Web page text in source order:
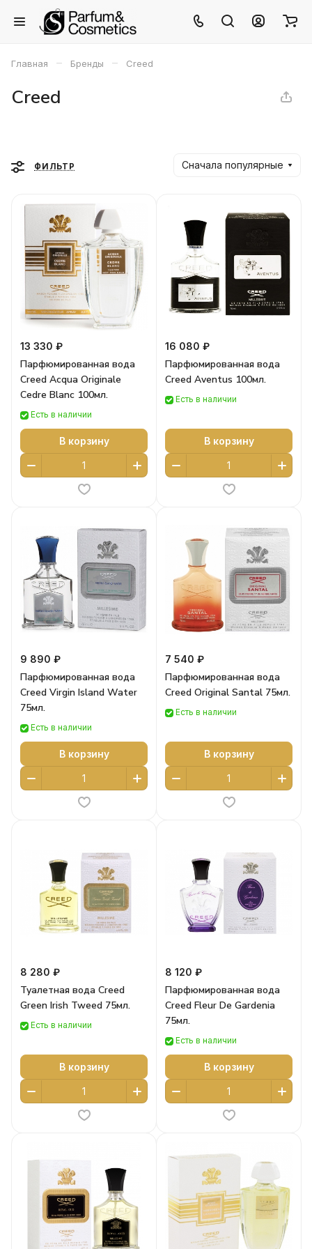
Главная – Бренды – Creed
Creed
ФИЛЬТР Сначала популярные
13 330 ₽
Парфюмированная вода
Creed Acqua Originale
Cedre Blanc 100мл.
Есть в наличии
В корзину
16 080 ₽
Парфюмированная вода
Creed Aventus 100мл.
Есть в наличии
В корзину
9 890 ₽
Парфюмированная вода
Creed Virgin Island Water
75мл.
Есть в наличии
В корзину
7 540 ₽
Парфюмированная вода
Creed Original Santal 75мл.
Есть в наличии
В корзину
8 280 ₽
Туалетная вода Creed
Green Irish Tweed 75мл.
Есть в наличии
В корзину
8 120 ₽
Парфюмированная вода
Creed Fleur De Gardenia
75мл.
Есть в наличии
В корзину